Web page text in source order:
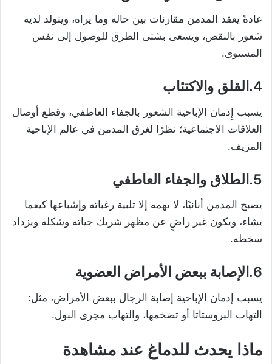
عادةً يعقد المدمن مقارنات بين حاله وما يراه، ويتولد لديه
شعور بالنقص، ويسعى بشتى الطرق للوصول إلى نفس
المستوى.
4.القلق والاكتئاب
يسبب إِدمان الإباحية الشعور بالجفاء العاطفي، وقطع أوصال
العلاقات الاجتماعية؛ نظرًا لغرق المدمن في عالم الإباحية
المزيف.
5.الطلاق والجفاء العاطفي
يصبح المدمن أنانيًا، لا يهمه إلا تلبية رغباته وإشباعها كيفما
يشاء، ويكون غير راضٍ عن مظهر شريك حياته وشكله ويزداد
سخطه.
6.الإصابة ببعض الأمراض العضوية
يسبب إدمان الإباحية إصابة الرجال ببعض الأمراض، مثل:
التهاب البروستاتا أو تضخمها، والتهاب مجرى البول.
ماذا يحدث للدماغ عند مشاهدة